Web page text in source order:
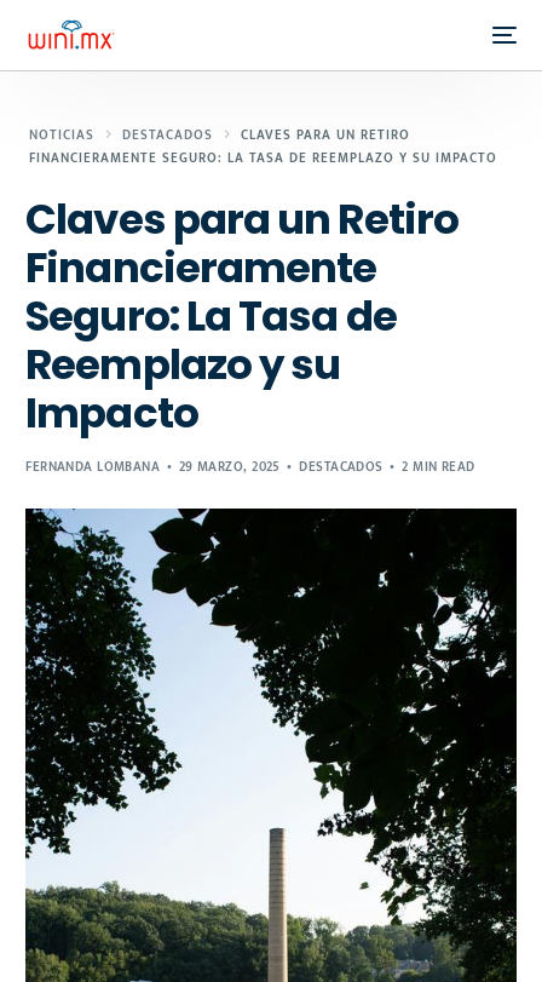
NOTICIAS DESTACADOS
CLAVES PARA UN RETIRO
FINANCIERAMENTE SEGURO: LA TASA DE REEMPLAZO Y SU IMPACTO
Claves para un Retiro
Financieramente
Seguro: La Tasa de
Reemplazo y su
Impacto
FERNANDA LOMBANA 29 MARZO, 2025 DESTACADOS 2 MIN READ